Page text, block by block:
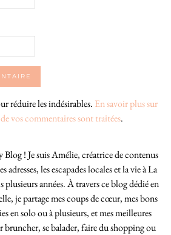
réduire les indésirables. En savoir plus sur
vos commentaires sont traitées.
Blog ! Je suis Amélie, créatrice de contenus
adresses, les escapades locales et la vie à La
années. À travers ce blog dédié en
je partage mes coups de cœur, mes bons
en solo ou à plusieurs, et mes meilleures
bruncher, se balader, faire du shopping ou